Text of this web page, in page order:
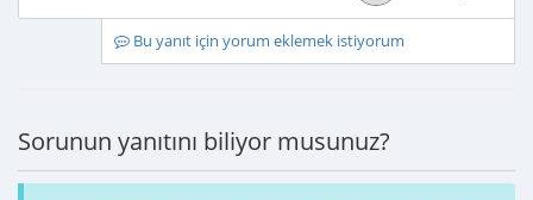
Bu yanıt için yorum eklemek istiyorum
Sorunun yanıtını biliyor musunuz?